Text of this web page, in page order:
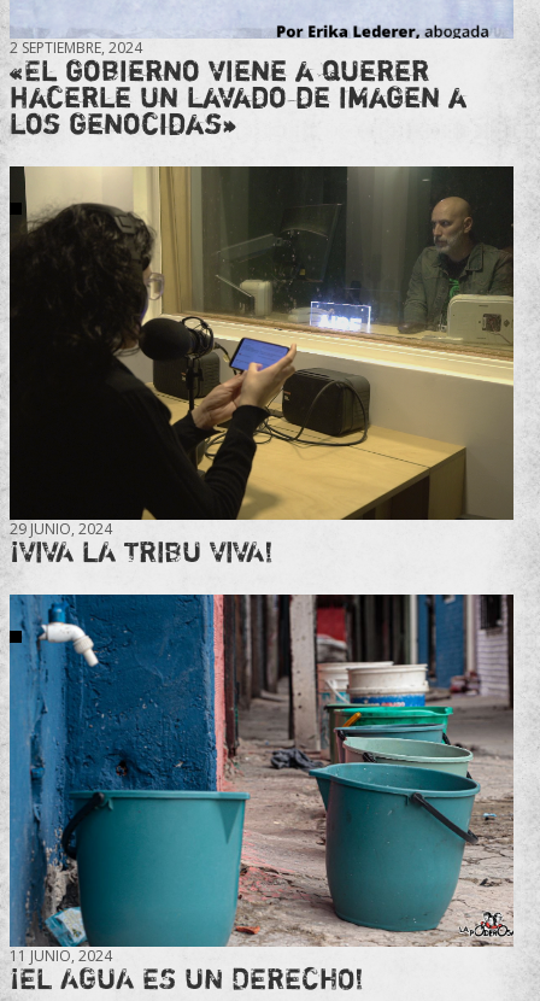
2 SEPTIEMBRE, 2024
«El gobierno viene a querer
hacerle un lavado de imagen a
los genocidas»
29 JUNIO, 2024
¡VIVA LA TRIBU VIVA!
11 JUNIO, 2024
¡EL AGUA ES UN DERECHO!